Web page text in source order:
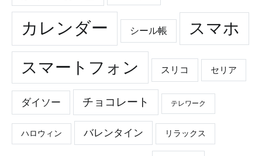
カレンダー シール帳
スマホ
スマートフォン
スリコ セリア
ダイソー チョコレート テレワーク
ハロウィン バレンタイン リラックス